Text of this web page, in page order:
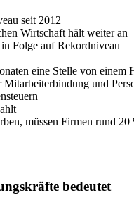
seit 2012
Wirtschaft hält weiter an
Folge auf Rekordniveau
eine Stelle von einem
und
müssen Firmen rund 20
bedeutet